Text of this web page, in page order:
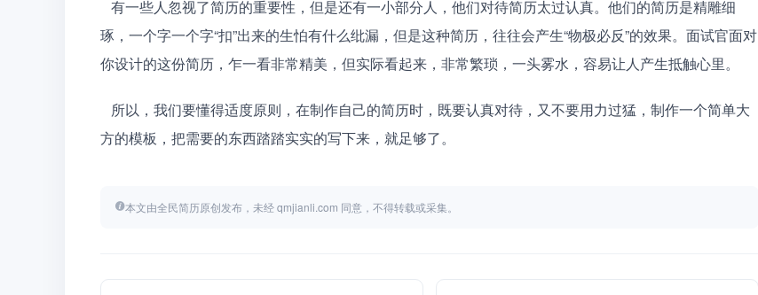
琢，一个字一个字“扣”出来的生怕有什么纰漏，但是这种简历，往往会产生“物极必反”的效果。面试官面对
你设计的这份简历，乍一看非常精美，但实际看起来，非常繁琐，一头雾水，容易让人产生抵触心里。
方的模板，把需要的东西踏踏实实的写下来，就足够了。
本文由全民简历原创发布，未经 qmjianli.com 同意，不得转载或采集。